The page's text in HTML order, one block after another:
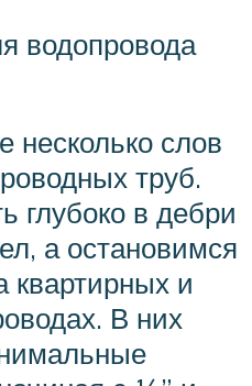
водопровода
несколько слов
труб.
глубоко в дебри
а остановимся
квартирных и
В них